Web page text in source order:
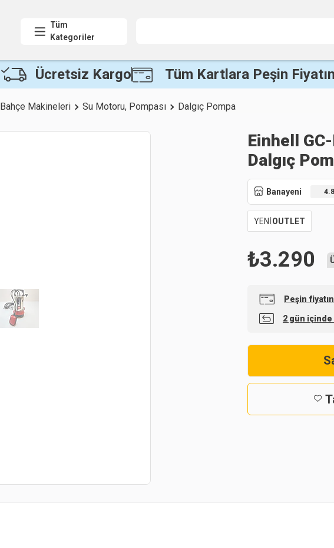
Tüm
Kategoriler
Ücretsiz Kargo Tüm Kartlara Peşin
Bahçe Makineleri Su Motoru, Pompası Dalgıç Pompa
Einhell
Dalgıç
Banayeni 4.8
YENİOUTLET
₺3.290
Peşin
2 gün